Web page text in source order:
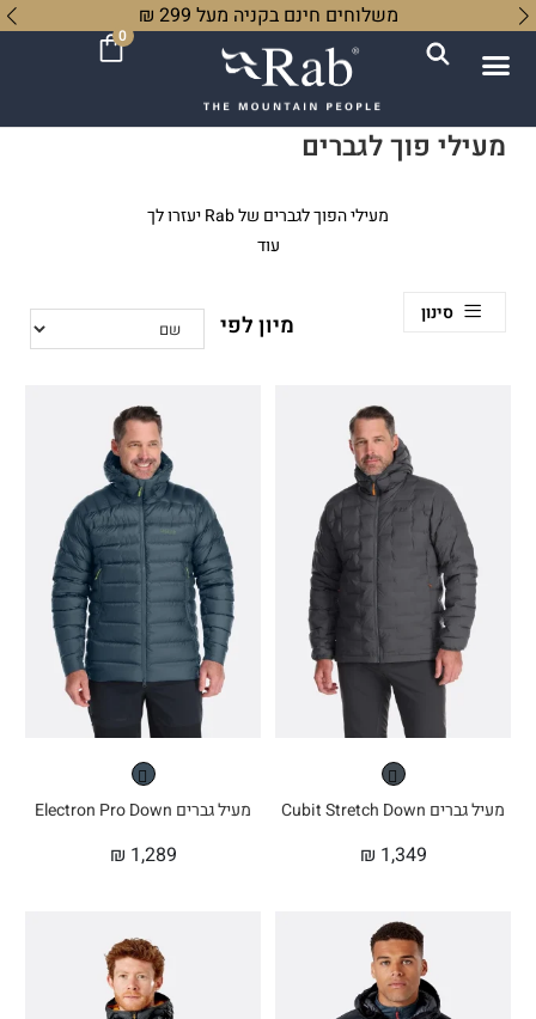
משלוחים חינם בקניה מעל 299 ₪
0
מעילי פוך לגברים
מעילי הפוך לגברים של Rab יעזרו לך
לכבוש כל פסגה ובכל מזג אוויר. מעילי
עוד
סינון
מעיל גברים Cubit Stretch Down
₪ 1,349
מעיל גברים Electron Pro Down
₪ 1,289